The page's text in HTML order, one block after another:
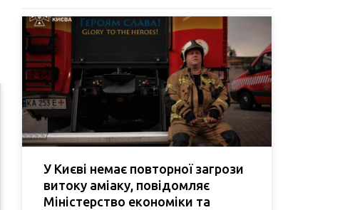
У Києві немає повторної загрози
витоку аміаку, повідомляє
Міністерство економіки та